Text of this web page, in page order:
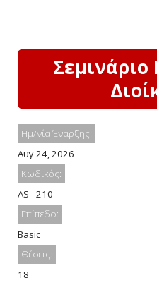
Ημ/νία Έναρξης:
Αυγ 24, 2026
Κωδικός:
AS - 210
Επίπεδο:
Basic
Θέσεις:
18